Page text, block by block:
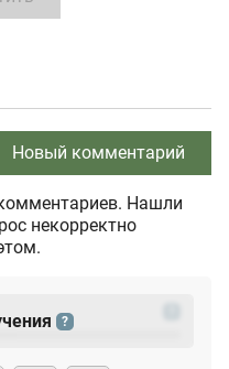
Новый комментарий
Нашли
некорректно
?